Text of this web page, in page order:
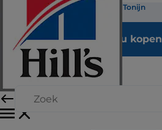
k/d Kidney Care Kattenvoer met Tonijn
Nu kopen